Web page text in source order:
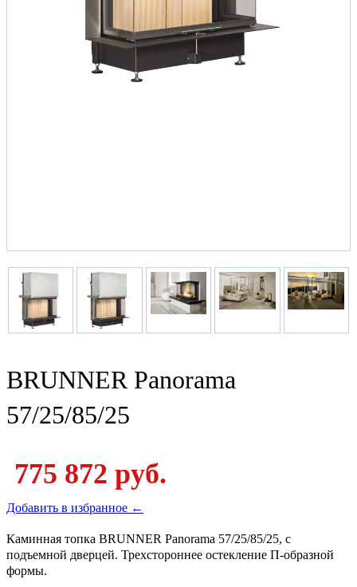
BRUNNER Panorama
57/25/85/25
775 872 руб.
Добавить в избранное ←
Каминная топка BRUNNER Panorama 57/25/85/25, с
подъемной дверцей. Трехстороннее остекление П-образной
формы.